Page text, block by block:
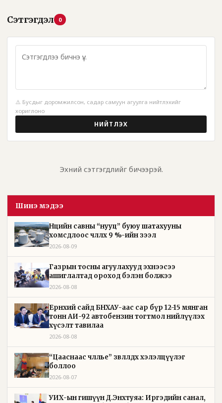
Сэтгэгдэл 0
⚠️ Бусдыг доромжилсон, садар самуун агуулга нийтлэхийг
хориглоно
НИЙТЛЭХ
Эхний сэтгэгдлийг бичээрэй.
Шинэ мэдээ
Нөөцийн савны “нууц” буюу шатахууны
хомсдлоос чөлөөлөх 9 %-ийн зээл
2026-08-09
Газрын тосны агуулахууд эхнээсээ
ашиглалтад ороход бэлэн болжээ
2026-08-08
Ерөнхий сайд БНХАУ-аас сар бүр 12-15 мянган
тонн АИ-92 автобензин тогтмол нийлүүлэх
хүсэлт тавилаа
2026-08-08
“Цааснаас чөлөөлье” зөвлөлдөх хэлэлцүүлэг
боллоо
2026-08-07
УИХ-ын гишүүн Д.Энхтуяа: Иргэдийн санал,